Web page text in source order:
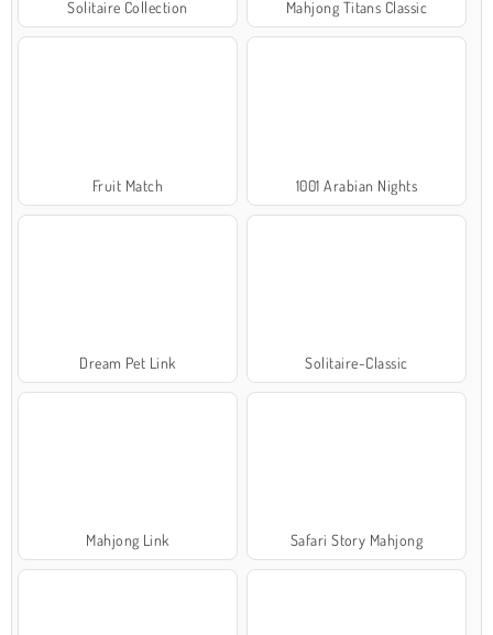
Solitaire Collection Mahjong Titans Classic
Fruit Match 1001 Arabian Nights
Dream Pet Link Solitaire-Classic
Mahjong Link Safari Story Mahjong